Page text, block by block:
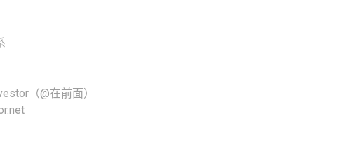
（@在前面）